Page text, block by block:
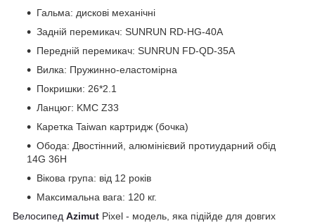
Гальма: дискові механічні
Задній перемикач: SUNRUN RD-HG-40A
Передній перемикач: SUNRUN FD-QD-35A
Вилка: Пружинно-еластомірна
Покришки: 26*2.1
Ланцюг: KMC Z33
Каретка Taiwan картридж (бочка)
Обода: Двостінний, алюмінієвий протиударний обід
14G 36H
Вікова група: від 12 років
Максимальна вага: 120 кг.
Велосипед Azimut Pixel - модель, яка підійде для довгих